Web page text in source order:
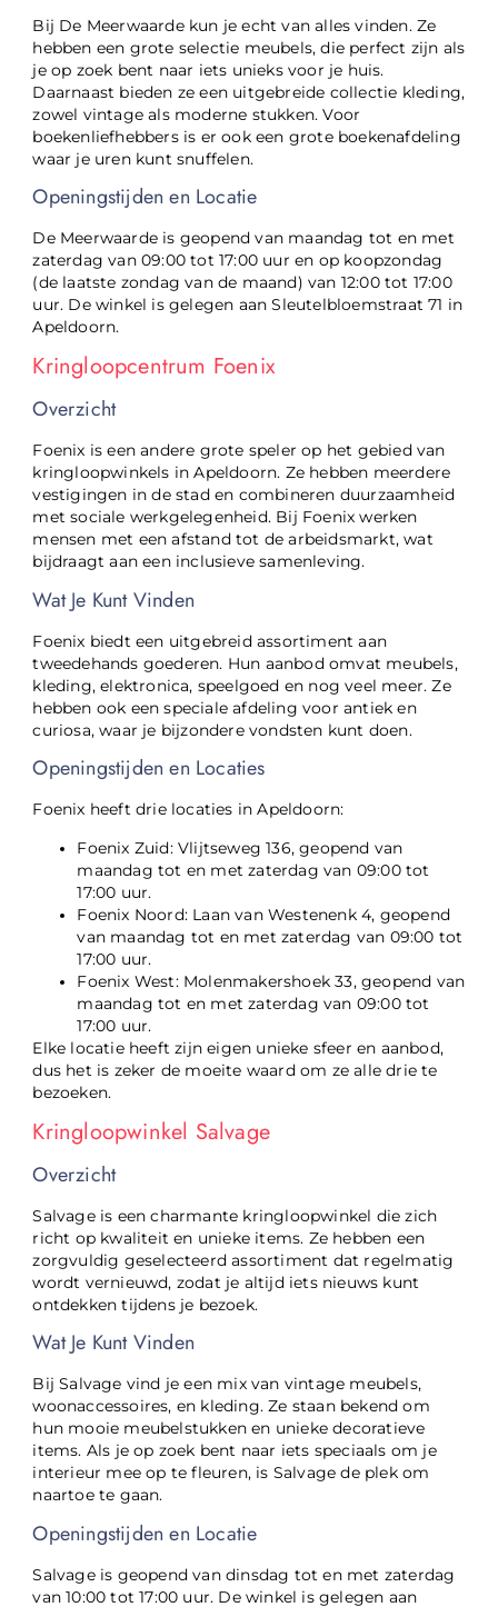
Bij De Meerwaarde kun je echt van alles vinden. Ze
hebben een grote selectie meubels, die perfect zijn als
je op zoek bent naar iets unieks voor je huis.
Daarnaast bieden ze een uitgebreide collectie kleding,
zowel vintage als moderne stukken. Voor
boekenliefhebbers is er ook een grote boekenafdeling
waar je uren kunt snuffelen.
Openingstijden en Locatie
De Meerwaarde is geopend van maandag tot en met
zaterdag van 09:00 tot 17:00 uur en op koopzondag
(de laatste zondag van de maand) van 12:00 tot 17:00
uur. De winkel is gelegen aan Sleutelbloemstraat 71 in
Apeldoorn.
Kringloopcentrum Foenix
Overzicht
Foenix is een andere grote speler op het gebied van
kringloopwinkels in Apeldoorn. Ze hebben meerdere
vestigingen in de stad en combineren duurzaamheid
met sociale werkgelegenheid. Bij Foenix werken
mensen met een afstand tot de arbeidsmarkt, wat
bijdraagt aan een inclusieve samenleving.
Wat Je Kunt Vinden
Foenix biedt een uitgebreid assortiment aan
tweedehands goederen. Hun aanbod omvat meubels,
kleding, elektronica, speelgoed en nog veel meer. Ze
hebben ook een speciale afdeling voor antiek en
curiosa, waar je bijzondere vondsten kunt doen.
Openingstijden en Locaties
Foenix heeft drie locaties in Apeldoorn:
Foenix Zuid: Vlijtseweg 136, geopend van
maandag tot en met zaterdag van 09:00 tot
17:00 uur.
Foenix Noord: Laan van Westenenk 4, geopend
van maandag tot en met zaterdag van 09:00 tot
17:00 uur.
Foenix West: Molenmakershoek 33, geopend van
maandag tot en met zaterdag van 09:00 tot
17:00 uur.
Elke locatie heeft zijn eigen unieke sfeer en aanbod,
dus het is zeker de moeite waard om ze alle drie te
bezoeken.
Kringloopwinkel Salvage
Overzicht
Salvage is een charmante kringloopwinkel die zich
richt op kwaliteit en unieke items. Ze hebben een
zorgvuldig geselecteerd assortiment dat regelmatig
wordt vernieuwd, zodat je altijd iets nieuws kunt
ontdekken tijdens je bezoek.
Wat Je Kunt Vinden
Bij Salvage vind je een mix van vintage meubels,
woonaccessoires, en kleding. Ze staan bekend om
hun mooie meubelstukken en unieke decoratieve
items. Als je op zoek bent naar iets speciaals om je
interieur mee op te fleuren, is Salvage de plek om
naartoe te gaan.
Openingstijden en Locatie
Salvage is geopend van dinsdag tot en met zaterdag
van 10:00 tot 17:00 uur. De winkel is gelegen aan